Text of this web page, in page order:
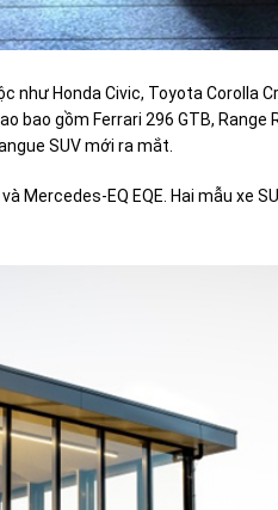
Honda Civic, Toyota Corolla
bao gồm Ferrari 296 GTB, Range
SUV mới ra mắt.
Mercedes-EQ EQE. Hai mẫu xe